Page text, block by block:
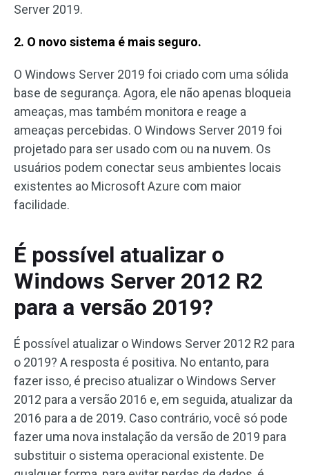
Server 2019.
2. O novo sistema é mais seguro.
O Windows Server 2019 foi criado com uma sólida
base de segurança. Agora, ele não apenas bloqueia
ameaças, mas também monitora e reage a
ameaças percebidas. O Windows Server 2019 foi
projetado para ser usado com ou na nuvem. Os
usuários podem conectar seus ambientes locais
existentes ao Microsoft Azure com maior
facilidade.
É possível atualizar o
Windows Server 2012 R2
para a versão 2019?
É possível atualizar o Windows Server 2012 R2 para
o 2019? A resposta é positiva. No entanto, para
fazer isso, é preciso atualizar o Windows Server
2012 para a versão 2016 e, em seguida, atualizar da
2016 para a de 2019. Caso contrário, você só pode
fazer uma nova instalação da versão de 2019 para
substituir o sistema operacional existente. De